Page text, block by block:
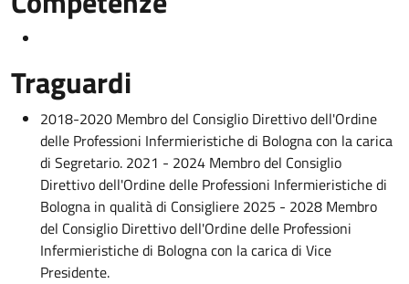
Traguardi
2018-2020 Membro del Consiglio Direttivo dell'Ordine
delle Professioni Infermieristiche di Bologna con la carica
di Segretario. 2021 - 2024 Membro del Consiglio
Direttivo dell'Ordine delle Professioni Infermieristiche di
Bologna in qualità di Consigliere 2025 - 2028 Membro
del Consiglio Direttivo dell'Ordine delle Professioni
Infermieristiche di Bologna con la carica di Vice
Presidente.